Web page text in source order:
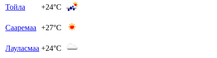
Тойла +24°C
Сааремаа +27°C
Лауласмаа +24°C